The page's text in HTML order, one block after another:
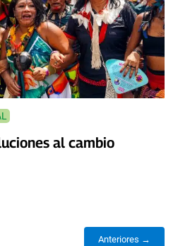
al cambio
Anteriores →